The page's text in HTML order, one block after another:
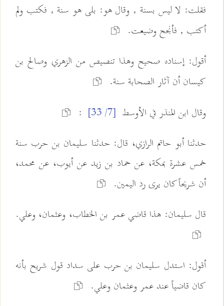
فقلت: لا ليس بسنة , وقال هو: بلى هو سنة , فكتب ولم
أكتب , فأنجح وضيعت.
أقول: إسناده صحيح وهذا تنصيص من الزهري وصالح بن
كيسان أن آثار الصحابة سنة.
وقال ابن المنذر في الأوسط [7/ 33]
:
حدثنا أبو حاتم الرازي، قال: حدثنا سليمان بن حرب سنة
خمس عشرة بمكة، عن حماد بن زيد عن أيوب، عن محمد،
أن شريحاً كان يرى رد اليمين.
قال سليمان: هذا قاضي عمر بن الخطاب، وعثمان، وعلي.
أقول: استدل سليمان بن حرب على سداد قول شريح بأنه
كان قاضياً عند عمر وعثمان وعلي.